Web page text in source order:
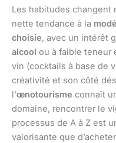
Les habitudes changent
nette tendance à la
choisie, avec un intérêt
alcool ou à faible teneur
vin (cocktails à base de
créativité et son côté
l’œnotourisme connaît
domaine, rencontrer le
processus de A à Z est
valorisante que